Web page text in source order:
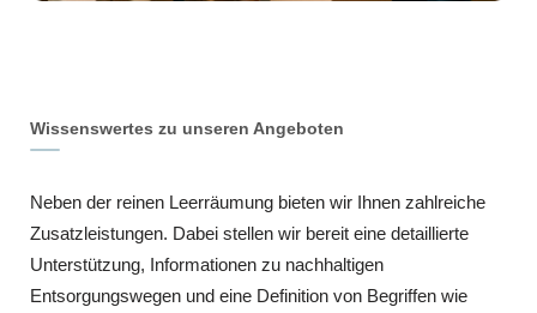
Wissenswertes zu unseren Angeboten
Neben der reinen Leerräumung bieten wir Ihnen zahlreiche
Zusatzleistungen. Dabei stellen wir bereit eine detaillierte
Unterstützung, Informationen zu nachhaltigen
Entsorgungswegen und eine Definition von Begriffen wie